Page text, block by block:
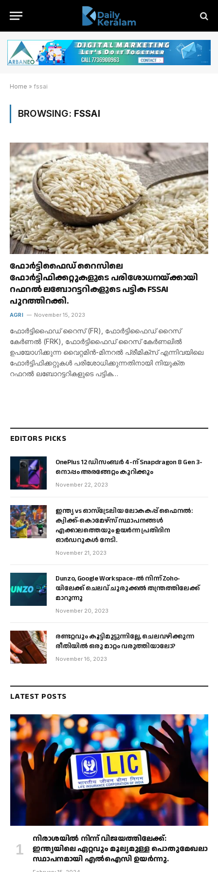
Home » fssai
BROWSING: FSSAI
ഫോർട്ടിഫൈഡ് റൈസിലെ
ഫോർട്ടിഫിക്കറ്റുകളുടെ പരിശോധനയ്ക്കായി
റഫറൽ ലബോറട്ടറികളുടെ പട്ടിക FSSAI
പുറത്തിറക്കി.
AGRI November 15, 2023
ഫോർട്ടിഫൈഡ് റൈസ് (FR), ഫോർട്ടിഫൈഡ് റൈസ്
കേർണൽ (FRK), ഫോർട്ടിഫൈഡ് റൈസ് കേർണലിൽ
ഉപയോഗിക്കുന്ന വൈറ്റമിൻ-മിനറൽ പ്രീമിക്സ് എന്നിവയിലെ
ഫോർട്ടിഫിക്കറ്റുകൾ പരിശോധിക്കുന്നതിനായി നിയുക്ത
റഫറൽ ലബോറട്ടറികളുടെ പട്ടിക…
EDITORS PICKS
OnePlus 12 ഡിസംബർ 4-ന് Snapdragon 8 Gen 3-
നൊപ്പം അരങ്ങേറ്റം കുറിക്കും
November 22, 2023
ഇന്ത്യ vs ഓസ്‌ട്രേലിയ ലോകകപ്പ് ഫൈനൽ:
ക്വിക്ക്-കൊമേഴ്‌സ് സ്ഥാപനങ്ങൾ
എക്കാലത്തെയും ഉയർന്ന പ്രതിദിന
ഓർഡറുകൾ നേടി.
November 21, 2023
Dunzo, Google Workspace-ൽ നിന്ന് Zoho-
യിലേക്ക് ചെലവ് ചുരുക്കൽ തന്ത്രത്തിലേക്ക്
മാറുന്നു
November 20, 2023
രണ്ടറ്റവും കൂട്ടിമുട്ടുന്നില്ലേ, ചെലവഴിക്കുന്ന
രീതിയിൽ ഒരു മാറ്റം വരുത്തിയാലോ?
November 16, 2023
LATEST POSTS
നിരാശയിൽ നിന്ന് വിജയത്തിലേക്ക്:
ഇന്ത്യയിലെ ഏറ്റവും മൂല്യമുള്ള പൊതുമേഖലാ
സ്ഥാപനമായി എൽഐസി ഉയർന്നു.